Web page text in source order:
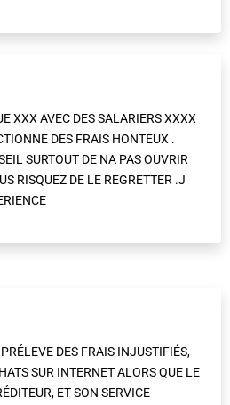
XXX AVEC DES SALARIERS XXXX
DES FRAIS HONTEUX .
SURTOUT DE NA PAS OUVRIR
RISQUEZ DE LE REGRETTER .J
DES FRAIS INJUSTIFIÉS,
SUR INTERNET ALORS QUE LE
ET SON SERVICE